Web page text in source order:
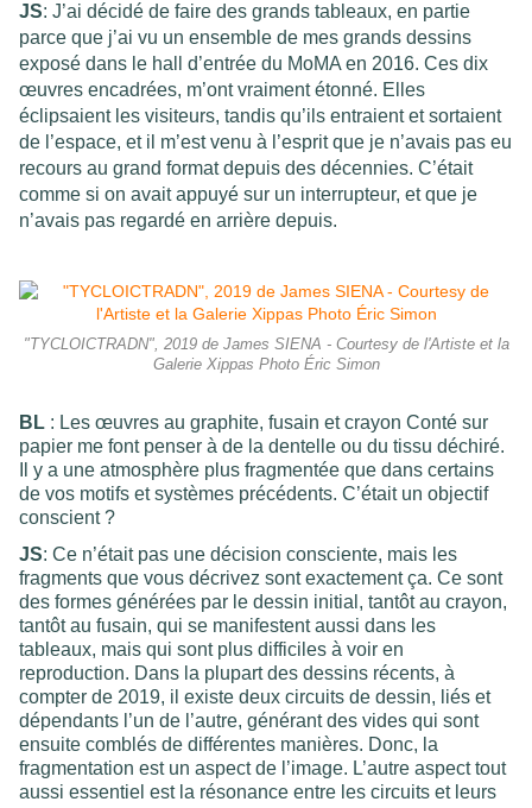
JS: J’ai décidé de faire des grands tableaux, en partie
parce que j’ai vu un ensemble de mes grands dessins
exposé dans le hall d’entrée du MoMA en 2016. Ces dix
œuvres encadrées, m’ont vraiment étonné. Elles
éclipsaient les visiteurs, tandis qu’ils entraient et sortaient
de l’espace, et il m’est venu à l’esprit que je n’avais pas eu
recours au grand format depuis des décennies. C’était
comme si on avait appuyé sur un interrupteur, et que je
n’avais pas regardé en arrière depuis.
"TYCLOICTRADN", 2019 de James SIENA - Courtesy de l'Artiste et la
Galerie Xippas Photo Éric Simon
BL : Les œuvres au graphite, fusain et crayon Conté sur
papier me font penser à de la dentelle ou du tissu déchiré.
Il y a une atmosphère plus fragmentée que dans certains
de vos motifs et systèmes précédents. C’était un objectif
conscient ?
JS: Ce n’était pas une décision consciente, mais les
fragments que vous décrivez sont exactement ça. Ce sont
des formes générées par le dessin initial, tantôt au crayon,
tantôt au fusain, qui se manifestent aussi dans les
tableaux, mais qui sont plus difficiles à voir en
reproduction. Dans la plupart des dessins récents, à
compter de 2019, il existe deux circuits de dessin, liés et
dépendants l’un de l’autre, générant des vides qui sont
ensuite comblés de différentes manières. Donc, la
fragmentation est un aspect de l’image. L’autre aspect tout
aussi essentiel est la résonance entre les circuits et leurs